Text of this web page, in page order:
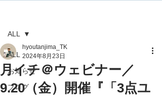
ALL
お知らせ
ブログ
ALL
月イチ＠ウェビナー／
9.20（金）開催『「3点ユ
hyoutanjima_TK
2024年8月23日